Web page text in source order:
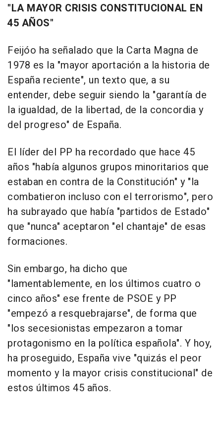
"LA MAYOR CRISIS CONSTITUCIONAL EN
45 AÑOS"
Feijóo ha señalado que la Carta Magna de
1978 es la "mayor aportación a la historia de
España reciente", un texto que, a su
entender, debe seguir siendo la "garantía de
la igualdad, de la libertad, de la concordia y
del progreso" de España.
El líder del PP ha recordado que hace 45
años "había algunos grupos minoritarios que
estaban en contra de la Constitución" y "la
combatieron incluso con el terrorismo", pero
ha subrayado que había "partidos de Estado"
que "nunca" aceptaron "el chantaje" de esas
formaciones.
Sin embargo, ha dicho que
"lamentablemente, en los últimos cuatro o
cinco años" ese frente de PSOE y PP
"empezó a resquebrajarse", de forma que
"los secesionistas empezaron a tomar
protagonismo en la política española". Y hoy,
ha proseguido, España vive "quizás el peor
momento y la mayor crisis constitucional" de
estos últimos 45 años.